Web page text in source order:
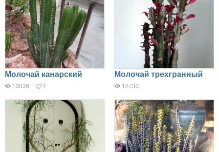
Молочай канарский
13036 1
Молочай трехгранный
12730